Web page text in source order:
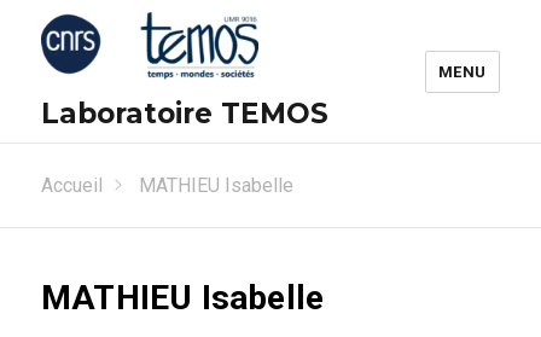
Laboratoire TEMOS
MENU
Accueil MATHIEU Isabelle
MATHIEU Isabelle